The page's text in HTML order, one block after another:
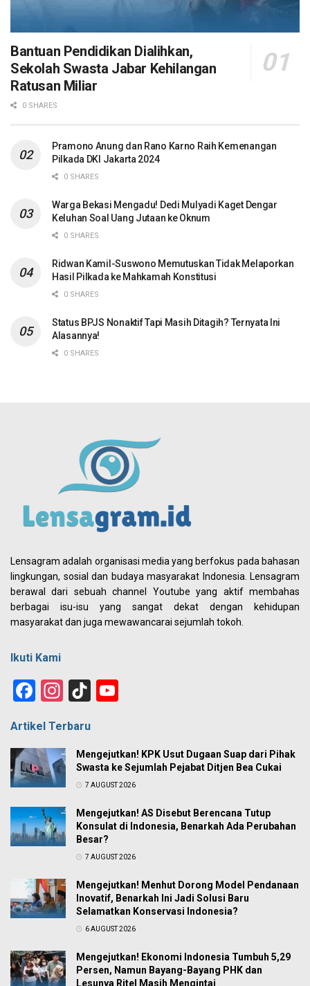
Bantuan Pendidikan Dialihkan,
Sekolah Swasta Jabar Kehilangan
Ratusan Miliar
0 SHARES
Pramono Anung dan Rano Karno Raih Kemenangan
Pilkada DKI Jakarta 2024
0 SHARES
Warga Bekasi Mengadu! Dedi Mulyadi Kaget Dengar
Keluhan Soal Uang Jutaan ke Oknum
0 SHARES
Ridwan Kamil-Suswono Memutuskan Tidak Melaporkan
Hasil Pilkada ke Mahkamah Konstitusi
0 SHARES
Status BPJS Nonaktif Tapi Masih Ditagih? Ternyata Ini
Alasannya!
0 SHARES
Lensagram adalah organisasi media yang berfokus pada bahasan
lingkungan, sosial dan budaya masyarakat Indonesia. Lensagram
berawal dari sebuah channel Youtube yang aktif membahas
berbagai isu-isu yang sangat dekat dengan kehidupan
masyarakat dan juga mewawancarai sejumlah tokoh.
Ikuti Kami
Facebook
Instagram
TikTok
Artikel Terbaru
Mengejutkan! KPK Usut Dugaan Suap dari Pihak
Swasta ke Sejumlah Pejabat Ditjen Bea Cukai
7 AUGUST 2026
Mengejutkan! AS Disebut Berencana Tutup
Konsulat di Indonesia, Benarkah Ada Perubahan
Besar?
7 AUGUST 2026
Mengejutkan! Menhut Dorong Model Pendanaan
Inovatif, Benarkah Ini Jadi Solusi Baru
Selamatkan Konservasi Indonesia?
6 AUGUST 2026
Mengejutkan! Ekonomi Indonesia Tumbuh 5,29
Persen, Namun Bayang-Bayang PHK dan
Lesunya Ritel Masih Mengintai